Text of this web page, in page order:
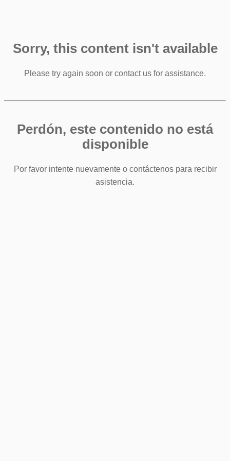
Sorry, this content isn't available
Please try again soon or contact us for assistance.
Perdón, este contenido no está
disponible
Por favor intente nuevamente o contáctenos para recibir
asistencia.